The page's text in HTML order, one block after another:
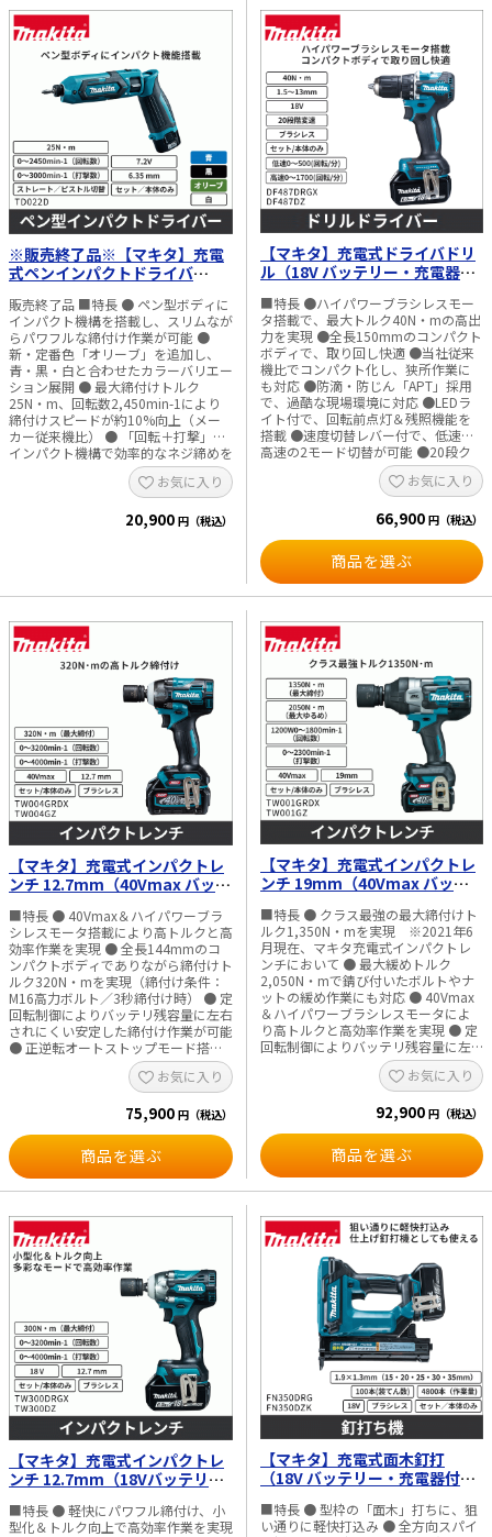
隅打ち性能向上（傾き角度約10.5°）
で壁際作業も快適 ● スリムヘッドに
より全方向での作業性向上 ● 「楽ら
く4モード」搭載（木材・ボルト・薄
板テクス・厚板テクス） ● 手元ボタ
ンで打撃モード切替可能 ● モードメ
モリー機能搭載 ● ハイパワーブラシ
レスモータ搭載 ● 防滴・防じん
「APT」仕様 ● 無段変速 ● 正逆転切
替 ● ブレーキ付 ■用途 ・木ネジ、コ
ーススレッドなどの締付け作業 ・ボ
ルト・ナットの締結および緩め作業
・薄板・厚板テクスビスの締付け作業
・建築・設備・電気工事などの現場作
業 ■仕様 ・締付け能力 小ネジ：M4
～M8 普通ボルト：M5～M16 高力ボ
ルト：M5～M14 コーススレッド：22
～125mm ・最大締付けトルク（N・
m）：180 ・回転数（min-1） 最速：
0～3,600 強：0～3,200 中：0～
2,100 弱：0～1,100 木材：0～1,800
ボルト：0～3,600 テクス薄板：0～
2,900 テクス厚板：0～3,600 ・打撃
数（min-1） 最速：0～3,800 強：0～
3,600 中：0～2,600 弱：0～1,100 木
材：0～3,800 ボルト：0～3,800 テク
ス薄板：打撃開始直後に停止 テクス
厚板：0～2,600 ・電源：直流18V ・
1充電作業量（目安）
φ4.3×65mm（木ネジ）：約960本
φ5.4×90mm（木ネジ）：約550本
M8×16mm（小ネジ）：約5,280本
LEDライト（全周リング／ライトモー
ードメモリー機能 ・標準付属品：＋
ビット（2-65）、フック ・使用可能
バッテリ：BL1815N、BL1820B、
BL1830B、BL1850B、BL1860B ・対
応充電器：DC18RC、DC18RD、
DC18RE、DC18RF、DC18SD、
DC18SF、DC18SH ・本体寸法
（mm）：長さ111×幅81×高さ234
・質量（kg）：1.5（バッテリ含む）
でビット交換が容易（挿入力約50％
軽減） ● 防じん・防水保護等級
IP56 ※対応 ● 防滴・防じん
「APT」仕様 ● モードメモリー機能
搭載 ● ハイパワーブラシレスモータ
搭載 ● 無段変速・正逆転切替・ブレ
ーキ付 ● 40Vmaxバッテリはドライ
バドリル、ハンマドリル、マルノ
コ、スライドマルノコ、レシプロソ
ー、ディスクグラインダ、草刈機、ク
リーナ、保冷温庫などに共通使用可能
■用途 ・木ネジ、コーススレッドな
どの締付け作業 ・金物ビスやボルト
の締結作業 ・建築・設備・電気工事
などの現場作業 ・高トルクを必要と
する締付け作業 ■仕様 ・締付け能力
小ネジ：M4～M8 普通ボルト：M5～
M16 高力ボルト：M5～M14 コースス
レッド：22～125mm ・最大締付け
トルク（N・m）：220 ・回転数
（min-1） 最速：0～3,700 強：0～
3,200 中：0～2,100 弱：0～1,100 木
材：0～1,800 ボルト1：0～2,700 ボ
ルト2：0～3,700 ボルト3：0～3,700
テクス薄板：0～2,900 テクス厚板：
0～3,700 ・打撃数（min-1）： 最
速：0～4,600 強：0～3,600 中：0～
2,600 弱：0～1,400 木材：0～4,600
ボルト1：打撃開始直後に停止 ボルト
2：0～4,600 ボルト3：0～4,600 テ
クス薄板：打撃開始直後に停止 テク
ス厚板：0～2,600 ・電源：直流
36V（40Vmax） ・1充電作業量（目
安）： φ4.3×65mm（木ネジ）：約
800本 φ5.4×90mm（木ネジ）：約
460本 φ6×120mm（金物ビス）：約
4,100本 ・モーター：ハイパワーブラ
シレスモータ ・防じん・防水（IP56
／APT） ・無段変速 ・正逆転切替 ・
ブレーキ付 ・LEDライト（4灯） ・打
撃モード切替 ・アプリでカスタマイ
ズ ・モードメモリー機能 ・標準付属
品：＋ビット（2-65）、フック ・適
合バッテリ：BL4020、BL4025、
BL4040、BL4040F、BL4050F、
BL4080F、BL4080H ・対応充電器：
DC40RA、DC40RB、DC40WA、
DC40WB ・本体寸法（mm）：長さ
119×幅86×高さ247 ・質量
（kg）：1.6（バッテリ含む）
※販売終了品※【マキタ】充電
式ペンインパクトドライバ
本体のみ）選べる4カラー
TD022D
販売終了品 ■特長 ● ペン型ボディに
インパクト機構を搭載し、スリムなが
らパワフルな締付け作業が可能 ●
新・定番色「オリーブ」を追加し、
青・黒・白と合わせたカラーバリエー
ション展開 ● 最大締付けトルク
25N・m、回転数2,450min-1により
締付けスピードが約10%向上（メー
カー従来機比） ● 「回転＋打撃」の
インパクト機構で効率的なネジ締めを
実現 ● 小型・軽量ボディで取り回し
が良く、狭所作業にも対応 ● ストレ
ート／ピストル形状の切替が可能で作
業シーンに応じて使い分け可能 ● 左
右両側面スイッチで右手・左手どちら
応 ● 急な回転停止に対応するブレー
キ機能付 ■用途 ・小ネジ、木ネジな
どの締付け作業 ・設備、電気工事な
どの軽作業 ・家具組立やDIY作業 ・狭
所でのネジ締め作業 ■仕様 ・最大締
付けトルク（N・m）：25 ・回転数
（min-1）：0～2,450 ・打撃数
（min-1）：0～3,000 ・電源：直流
7.2V ・締付け能力 小ネジ：M3～M8
普通ボルト：M3～M8 高力ボルト：
M3～M6 コーススレッド：22～
45mm ・1充電作業量（目安）
φ3.1×25mm：約320本
φ4.1×45mm：約65本 ・モーター：
ブラシモーター（カーボンブラシ）
・機能：LEDライト付、無段変速、正
逆転切替、ブレーキ付 ・共通標準付
属品：＋ビット（2-45） ・適合バッ
テリ：BL0715 ・対応充電器：
DC10WA、DC07SB ・本体寸法
（mm） 長さ：227（折り曲げ時）、
282（ストレート時） 幅：42 高さ：
144（折り曲げ時）、52（ストレート
時） ・質量（kg）：0.55（バッテリ
含む）
お気に入り
20,900 円（税込）
【マキタ】充電式ドライバドリ
ル（18V バッテリー・充電器付
DF487DZ
■特長 ●ハイパワーブラシレスモー
タ搭載で、最大トルク40N・mの高出
力を実現 ●全長150mmのコンパクト
ボディで、取り回し快適 ●当社従来
機比でコンパクト化し、狭所作業に
も対応 ●防滴・防じん「APT」採用
で、過酷な現場環境に対応 ●LEDラ
イト付で、回転前点灯＆残照機能を
搭載 ●速度切替レバー付で、低速／
高速の2モード切替が可能 ●20段ク
ラッチ＋直結で、幅広い締付け作業
に対応 ●無段変速・正逆転両用・ブ
レーキ付 ●手締め機能付で、追い締
め作業にも対応 ●18Vバッテリシリ
ーズ共通使用可能で、各種電動工具
と高い互換性 ■用途 ・木材、金属へ
の穴あけ作業 ・木ネジ、小ネジの締
付け作業 ・設備工事、内装工事など
の各種施工 ・家具組立やDIY作業 ■
工：13 木工：36 座掘り：35 ・ネジ
締め能力 木ネジ：φ6×75mm 小ネ
ジ：M6 ・最大トルク（N・m）：40
・チャック能力（mm）：1.5～13 ・
回転数（min-1） 高速：0～1700 低
速：0～500 ・電源：18V ・1充電作
業量（目安）： 木ネジ
（φ4.1×38mm／ラワン）：約1,900
本（高速） 木工キリ φ9mm（ラワ
ン、30mm厚）：約1,900本（高速）
木工キリ φ27mm（ラワン、30mm
厚）：約600本（低速） ・付属品：
（＋）ビット2-65、フック、バッテ
リ（BL1860B（6.0Ah））
×2（DF487DRGXのみ）、充電器
（DC18RF（DF487DRGXのみ））、
プラスチックケース（DF487DRGXの
み） ・使用可能バッテリ：
BL1815N、BL1820B、BL1830B、
BL1850B、BL1860B ・本体寸法
（mm）：長さ150×幅81×高さ248
・質量（kg）：1.6（バッテリ含む）
※写真は一部類似モデルを使用して
います。アクセサリは別販売品です。
※1充電作業量は参考値であり、バッ
テリの充電状態や作業条件により異
なります。 ※防滴・防じん性能は、
水や粉じんによる故障を保証するも
のではありません。 ※質量はバッテ
お気に入り
66,900 円（税込）
商品を選ぶ
【マキタ】充電式インパクトレ
ンチ 12.7mm（40Vmax バッテ
TW004GRDX／TW004GZ
■特長 ● 40Vmax＆ハイパワーブラ
シレスモータ搭載により高トルクと高
効率作業を実現 ● 全長144mmのコ
ンパクトボディでありながら締付けト
ルク320N・mを実現（締付け条件：
M16高力ボルト／3秒締付け時） ● 定
回転制御によりバッテリ残容量に左右
されにくい安定した締付け作業が可能
● 正逆転オートストップモード搭載
で締付け・緩め作業時の効率向上とナ
ット脱落防止 ● スイッチ全速モード
によりトリガ操作で一気に最大回転数
まで到達し作業効率向上 ● 打撃力4
定が可能 ● 防じん・防水保護等級
IP56対応（バッテリ含む） ● 防滴・
防じん「APT」仕様 ● 高強度アンビ
ル＋ダブルスプリング採用により優れ
た耐久性を実現 ● ソケット抜け落ち
防止Cスプリング式採用 ● マキタ独
自のスマートシステムにより高負荷時
の作業効率向上とバッテリ長寿命化
● 高負荷時でも連続作業に強く、バ
ッテリ2本連続使用が可能 ● 無段変
速、正逆転切替、ソフトグリップ、フ
ック付 ■用途 ・ボルト・ナットの締
付けおよび緩め作業 ・住宅建築現場
などでの締付け作業 ・皿座金や羽子
板ボルトの締付け作業 ■仕様 ・角ド
ライブ：12.7mm ・締付け能力 普通
ボルト：M10～M20 高力ボルト：M10
～M16 ・最大締付けトルク（N・
m）：320 ・回転数（min-1） 最速：
0～3,200 強：0～2,600 中：0～
1,800 弱：0～1,000 ・打撃数（min-
1） 最速：0～4,000 強：0～3,400
中：0～2,600 弱：0～1,800 ・電源：
直流36V（40Vmax） ・振動3軸合成
お気に入り
75,900 円（税込）
商品を選ぶ
【マキタ】充電式インパクトレ
ンチ 19mm（40Vmax バッテ
TW001GRDX／TW001GZ
■特長 ● クラス最強の最大締付けト
ルク1,350N・mを実現 ※2021年6
月現在、マキタ充電式インパクトレ
ンチにおいて ● 最大緩めトルク
2,050N・mで錆び付いたボルトやナ
ットの緩め作業にも対応 ● 40Vmax
＆ハイパワーブラシレスモータによ
り高トルクと高効率作業を実現 ● 定
回転制御によりバッテリ残容量に左
右されにくい安定した締付けが可能
● 正逆転オートストップモード搭載
で締付け・緩め作業時の効率向上と
ナット脱落防止 ● スイッチ全速モー
転数まで到達し作業効率向上 ● 打撃
力4段切替で作業に応じた最適な打撃
力設定が可能 ● 防じん・防水保護等
級IP56対応（バッテリ含む） ● 防
ト設計で優れた取り回し性を実現
（当社18V機比） ● 上下2カ所のLED
ライト搭載で視認性向上（回転前点
灯＋残照機能付） ● ソケット抜け落
ち防止Cスプリング式採用 ● マキタ
独自のスマートシステムにより高負
荷時の連続作業量向上とバッテリ長
寿命化 ● 高負荷時の連続作業に強
く、バッテリ2本連続使用が可能 ●
部材を傷つけにくいハンマケースカ
バー採用 ● ハイパワーブラシレスモ
ータ搭載 ● 無段変速、正逆転切替、
ソフトグリップ、大型フック付 ■用
途 ・ボルト、ナットの締付けおよび
緩め作業 ・建築、設備、自動車整備
などの高トルク作業 ・錆び付いたボ
ルトの取り外し作業 ■仕様 ・角ドラ
イブ：19mm ・締付け能力 普通ボル
ト：M12～M36 高力ボルト：M10～
お気に入り
92,900 円（税込）
商品を選ぶ
【マキタ】充電式インパクトレ
ンチ 12.7mm（18Vバッテリ
TW300DRGX／TW300DZ
■特長 ● 軽快にパワフル締付け、小
型化＆トルク向上で高効率作業を実現
【マキタ】充電式面木釘打
（18V バッテリー・充電器付／
FN350DZK
■特長 ● 型枠の「面木」打ちに、狙
い通りに軽快打込み ● 全方向スパイ